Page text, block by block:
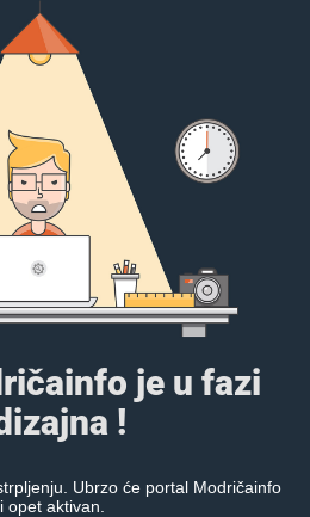
je u fazi
!
Ubrzo će portal Modričainfo
opet aktivan.